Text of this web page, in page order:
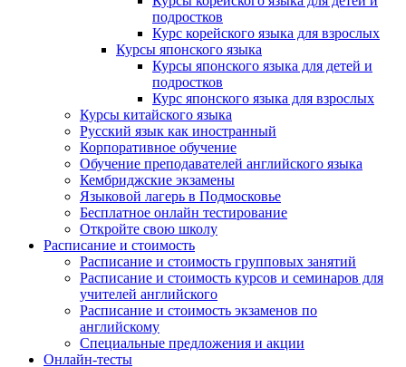
подростков
Курс корейского языка для взрослых
Курсы японского языка
Курсы японского языка для детей и
подростков
Курс японского языка для взрослых
Курсы китайского языка
Русский язык как иностранный
Корпоративное обучение
Обучение преподавателей английского языка
Кембриджские экзамены
Языковой лагерь в Подмосковье
Бесплатное онлайн тестирование
Откройте свою школу
Расписание и стоимость
Расписание и стоимость групповых занятий
Расписание и стоимость курсов и семинаров для
учителей английского
Расписание и стоимость экзаменов по
английскому
Специальные предложения и акции
Онлайн-тесты